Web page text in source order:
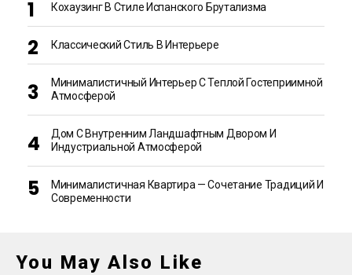
Кохаузинг В Стиле Испанского Брутализма
Классический Стиль В Интерьере
Минималистичный Интерьер С Теплой Гостеприимной
Атмосферой
Дом С Внутренним Ландшафтным Двором И
Индустриальной Атмосферой
Минималистичная Квартира — Сочетание Традиций И
Современности
You May Also Like